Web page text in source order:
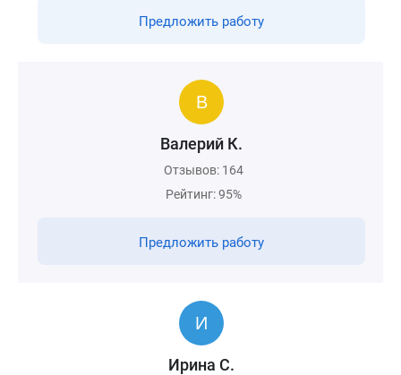
Предложить работу
Валерий К.
Отзывов: 164
Рейтинг: 95%
Предложить работу
Ирина С.